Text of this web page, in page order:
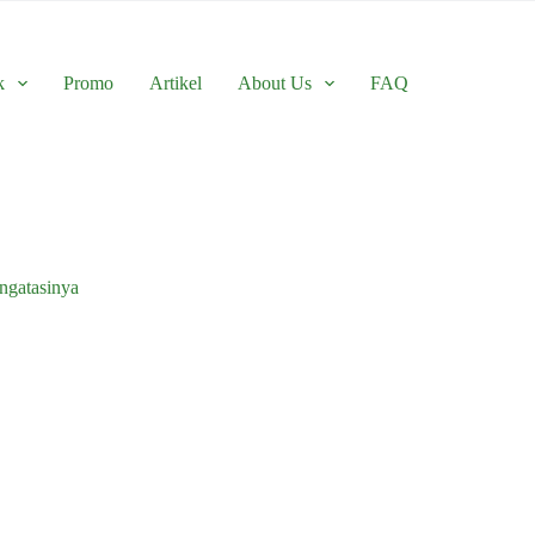
Promo Artikel About Us FAQ